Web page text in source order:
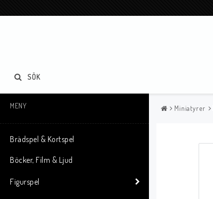
SÖK
MENY
Brädspel & Kortspel
Böcker, Film & Ljud
Figurspel
Miniatyrer